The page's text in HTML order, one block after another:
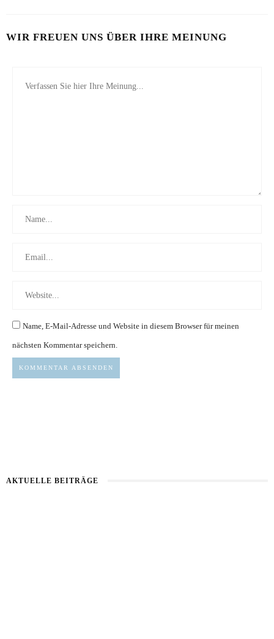
WIR FREUEN UNS ÜBER IHRE MEINUNG
Name, E-Mail-Adresse und Website in diesem Browser für meinen
nächsten Kommentar speichern.
AKTUELLE BEITRÄGE